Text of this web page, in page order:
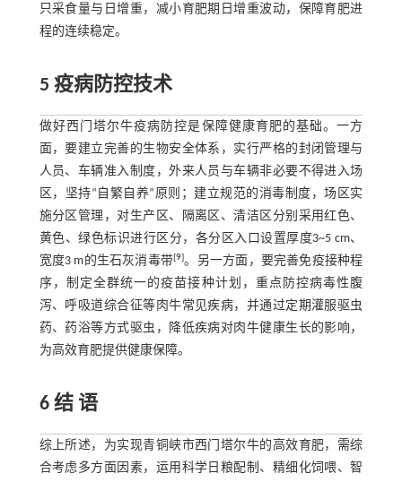
只采食量与日增重，减小育肥期日增重波动，保障育肥进
程的连续稳定。
5 疫病防控技术
做好西门塔尔牛疫病防控是保障健康育肥的基础。一方
面，要建立完善的生物安全体系，实行严格的封闭管理与
人员、车辆准入制度，外来人员与车辆非必要不得进入场
区，坚持“自繁自养”原则；建立规范的消毒制度，场区实
施分区管理，对生产区、隔离区、清洁区分别采用红色、
黄色、绿色标识进行区分，各分区入口设置厚度3~5 cm、
宽度3 m的生石灰消毒带[9]。另一方面，要完善免疫接种程
序，制定全群统一的疫苗接种计划，重点防控病毒性腹
泻、呼吸道综合征等肉牛常见疾病，并通过定期灌服驱虫
药、药浴等方式驱虫，降低疾病对肉牛健康生长的影响，
为高效育肥提供健康保障。
6 结 语
综上所述，为实现青铜峡市西门塔尔牛的高效育肥，需综
合考虑多方面因素，运用科学日粮配制、精细化饲喂、智